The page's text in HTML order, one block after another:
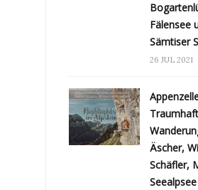
Fälensee
Sämtiser
26 JUL 2021
Äscher,
Schäfler,
Seealpsee